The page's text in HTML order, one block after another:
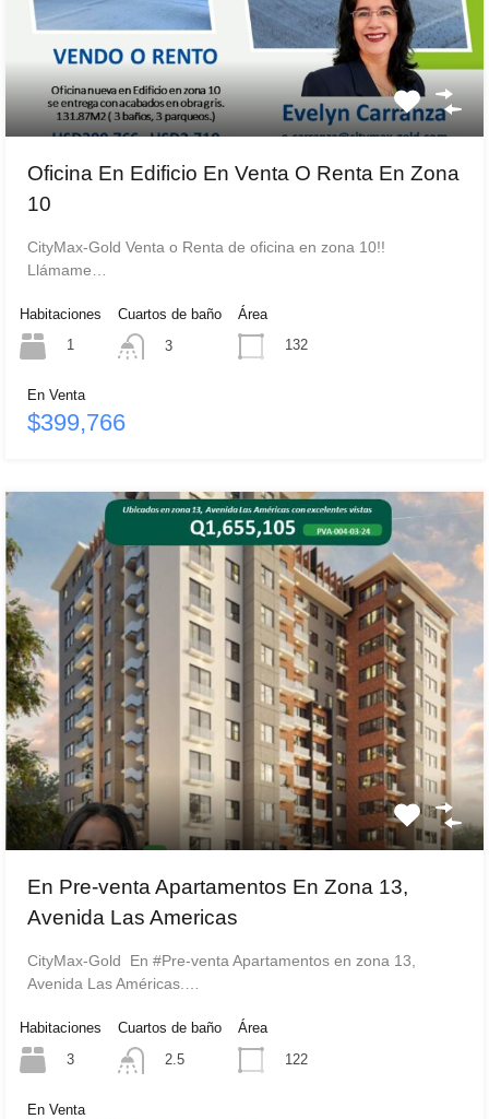
Oficina En Edificio En Venta O Renta En Zona
10
CityMax-Gold Venta o Renta de oficina en zona 10!!
Llámame…
Habitaciones
1
Cuartos de baño
3
Área
132
En Venta
$399,766
En Pre-venta Apartamentos En Zona 13,
Avenida Las Americas
CityMax-Gold En #Pre-venta Apartamentos en zona 13,
Avenida Las Américas.…
Habitaciones
3
Cuartos de baño
2.5
Área
122
En Venta